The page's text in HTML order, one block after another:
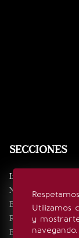
Utilizamos
y
SECCIONES
Inicio
Noticias
Eventos
Realeza
Estilo de vida